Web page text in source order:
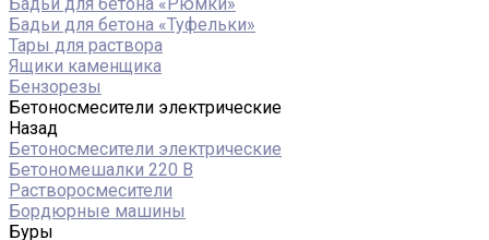
Бадьи для бетона «Туфельки»
Тары для раствора
Ящики каменщика
Бензорезы
Бетоносмесители электрические
Назад
Бетоносмесители электрические
Бетономешалки 220 В
Растворосмесители
Бордюрные машины
Буры